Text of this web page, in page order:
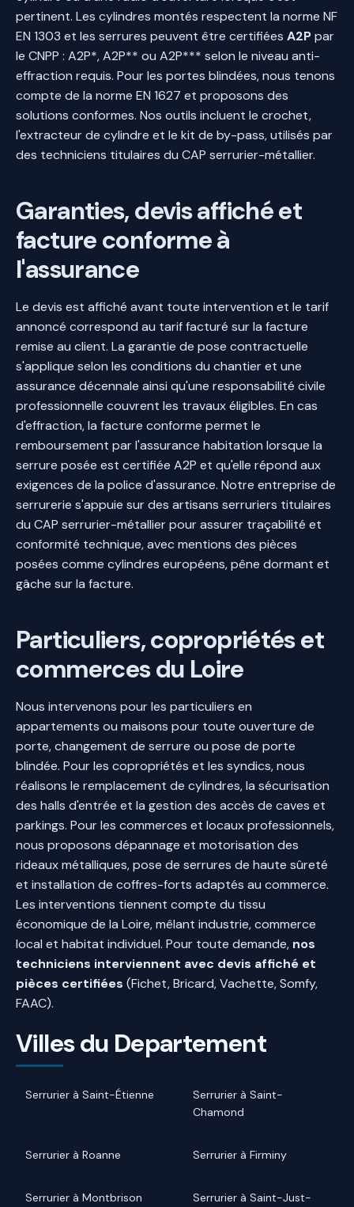
pertinent. Les cylindres montés respectent la norme NF
EN 1303 et les serrures peuvent être certifiées A2Ppar
le CNPP : A2P*, A2P** ou A2P*** selon le niveau anti-
effraction requis. Pour les portes blindées, nous tenons
compte de la norme EN 1627 et proposons des
solutions conformes. Nos outils incluent le crochet,
l'extracteur de cylindre et le kit de by-pass, utilisés par
des techniciens titulaires du CAP serrurier-métallier.
Garanties, devis affiché et
facture conforme à
l'assurance
Le devis est affiché avant toute intervention et le tarif
annoncé correspond au tarif facturé sur la facture
remise au client. La garantie de pose contractuelle
s'applique selon les conditions du chantier et une
assurance décennale ainsi qu'une responsabilité civile
professionnelle couvrent les travaux éligibles. En cas
d'effraction, la facture conforme permet le
remboursement par l'assurance habitation lorsque la
serrure posée est certifiée A2P et qu'elle répond aux
exigences de la police d'assurance. Notre entreprise de
serrurerie s'appuie sur des artisans serruriers titulaires
du CAP serrurier-métallier pour assurer traçabilité et
conformité technique, avec mentions des pièces
posées comme cylindres européens, pêne dormant et
gâche sur la facture.
Particuliers, copropriétés et
commerces du Loire
Nous intervenons pour les particuliers en
appartements ou maisons pour toute ouverture de
porte, changement de serrure ou pose de porte
blindée. Pour les copropriétés et les syndics, nous
réalisons le remplacement de cylindres, la sécurisation
des halls d'entrée et la gestion des accès de caves et
parkings. Pour les commerces et locaux professionnels,
nous proposons dépannage et motorisation des
rideaux métalliques, pose de serrures de haute sûreté
et installation de coffres-forts adaptés au commerce.
Les interventions tiennent compte du tissu
économique de la Loire, mêlant industrie, commerce
local et habitat individuel. Pour toute demande, nos
techniciens interviennent avec devis affiché et
pièces certifiées (Fichet, Bricard, Vachette, Somfy,
FAAC).
Villes du Departement
Serrurier à Saint-Étienne
Serrurier à Saint-
Chamond
Serrurier à Roanne Serrurier à Firminy
Serrurier à Montbrison
Serrurier à Saint-Just-